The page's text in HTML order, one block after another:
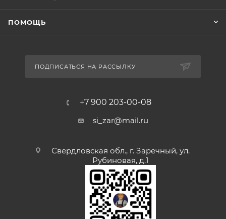
ПОМОЩЬ
ПОДПИСАТЬСЯ НА РАССЫЛКУ
+7 900 203-00-08
si_zar@mail.ru
Свердловская обл., г. Заречный, ул.
Рубиновая, д.1